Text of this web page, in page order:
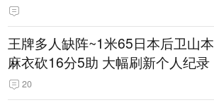
王牌多人缺阵~1米65日本后卫山本
麻衣砍16分5助 大幅刷新个人纪录
20